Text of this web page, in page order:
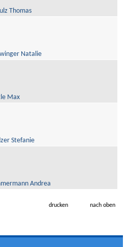
drucken nach oben